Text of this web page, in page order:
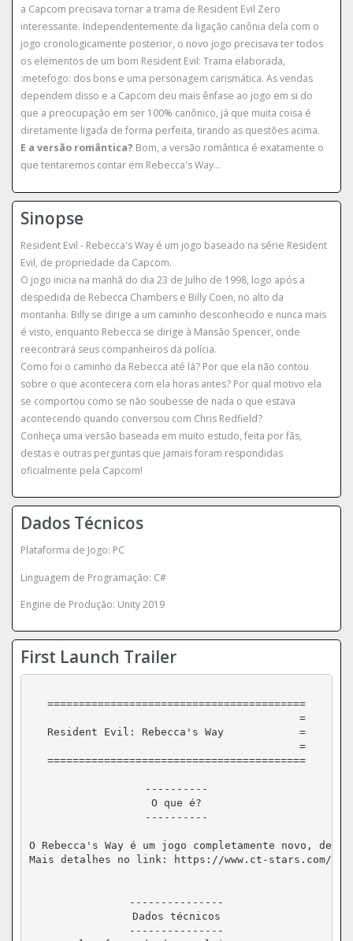
a Capcom precisava tornar a trama de Resident Evil Zero
interessante. Independentemente da ligação canônia dela com o
jogo cronologicamente posterior, o novo jogo precisava ter todos
os elementos de um bom Resident Evil: Trama elaborada,
:metefogo: dos bons e uma personagem carismática. As vendas
dependem disso e a Capcom deu mais ênfase ao jogo em si do
que a preocupação em ser 100% canônico, já que muita coisa é
diretamente ligada de forma perfeita, tirando as questões acima.
E a versão romântica? Bom, a versão romântica é exatamente o
que tentaremos contar em Rebecca's Way...
Sinopse
Resident Evil - Rebecca's Way é um jogo baseado na série Resident
Evil, de propriedade da Capcom.
O jogo inicia na manhã do dia 23 de Julho de 1998, logo após a
despedida de Rebecca Chambers e Billy Coen, no alto da
montanha. Billy se dirige a um caminho desconhecido e nunca mais
é visto, enquanto Rebecca se dirige à Mansão Spencer, onde
reecontrará seus companheiros da polícia.
Como foi o caminho da Rebecca até lá? Por que ela não contou
sobre o que acontecera com ela horas antes? Por qual motivo ela
se comportou como se não soubesse de nada o que estava
acontecendo quando conversou com Chris Redfield?
Conheça uma versão baseada em muito estudo, feita por fãs,
destas e outras perguntas que jamais foram respondidas
oficialmente pela Capcom!
Dados Técnicos
Plataforma de Jogo: PC
Linguagem de Programação: C#
Engine de Produção: Unity 2019
First Launch Trailer
=========================================
Resident Evil: Rebecca's Way		=
=========================================
----------
O que é?
----------
O Rebecca's Way é um jogo completamente novo,
Mais detalhes no link: https://www.ct-stars.com/v6/
---------------
Dados técnicos
---------------